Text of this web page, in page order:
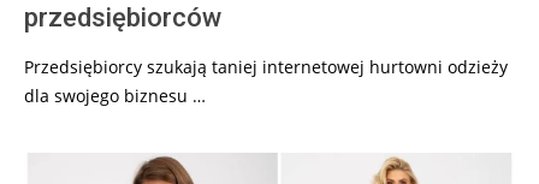
przedsiębiorców
Przedsiębiorcy szukają taniej internetowej hurtowni odzieży
dla swojego biznesu …